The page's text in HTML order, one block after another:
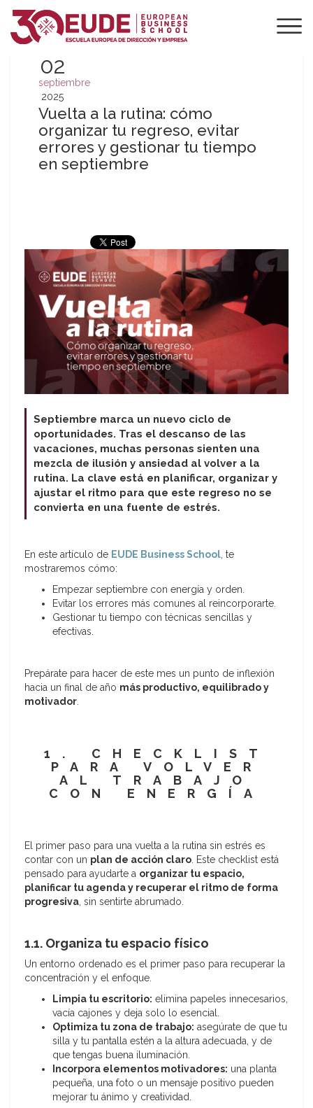
02
septiembre
2025
Vuelta a la rutina: cómo
organizar tu regreso, evitar
errores y gestionar tu tiempo
en septiembre
Septiembre marca un nuevo ciclo de
oportunidades. Tras el descanso de las
vacaciones, muchas personas sienten una
mezcla de ilusión y ansiedad al volver a la
rutina. La clave está en planificar, organizar y
ajustar el ritmo para que este regreso no se
convierta en una fuente de estrés.
En este artículo de EUDE Business School, te
mostraremos cómo:
Empezar septiembre con energía y orden.
Evitar los errores más comunes al reincorporarte.
Gestionar tu tiempo con técnicas sencillas y
efectivas.
Prepárate para hacer de este mes un punto de inflexión
hacia un final de año más productivo, equilibrado y
motivador.
1. CHECKLIST
PARA VOLVER
AL TRABAJO
CON ENERGÍA
El primer paso para una vuelta a la rutina sin estrés es
contar con un plan de acción claro. Este checklist está
pensado para ayudarte a organizar tu espacio,
planificar tu agenda y recuperar el ritmo de forma
progresiva, sin sentirte abrumado.
1.1. Organiza tu espacio físico
Un entorno ordenado es el primer paso para recuperar la
concentración y el enfoque.
Limpia tu escritorio: elimina papeles innecesarios,
vacía cajones y deja solo lo esencial.
Optimiza tu zona de trabajo: asegúrate de que tu
silla y tu pantalla estén a la altura adecuada, y de
que tengas buena iluminación.
Incorpora elementos motivadores: una planta
pequeña, una foto o un mensaje positivo pueden
mejorar tu ánimo y creatividad.